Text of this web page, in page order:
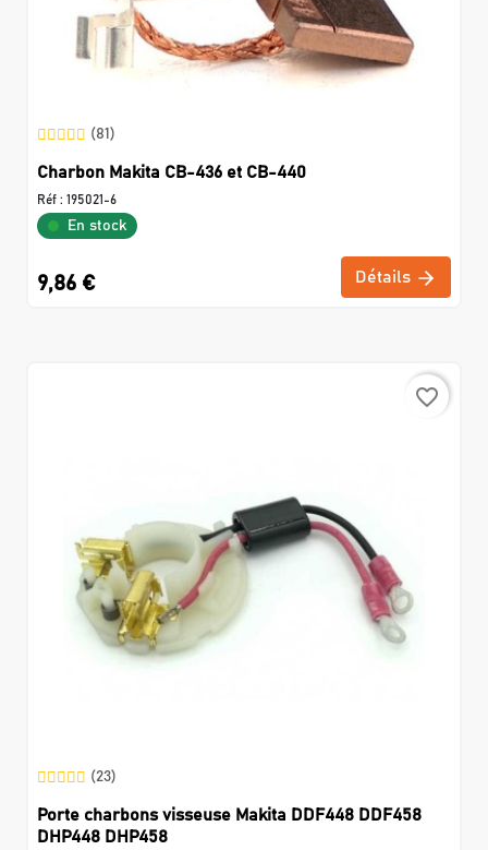
(81)
Charbon Makita CB-436 et CB-440
Réf : 195021-6
En stock
9,86 € Détails
favorite_border
(23)
Porte charbons visseuse Makita DDF448 DDF458
DHP448 DHP458